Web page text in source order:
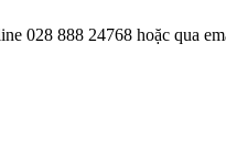
028 888 24768 hoặc qua